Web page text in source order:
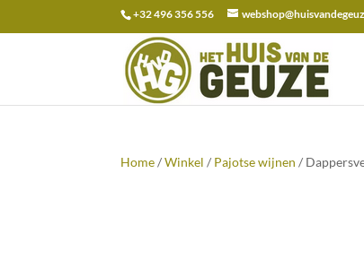
+32 496 356 556
Zoeken
naar:
Home/Winkel / Pajotse wijnen /